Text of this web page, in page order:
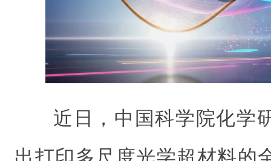
近日，中国科学院化学
出打印多尺度光学超材料的